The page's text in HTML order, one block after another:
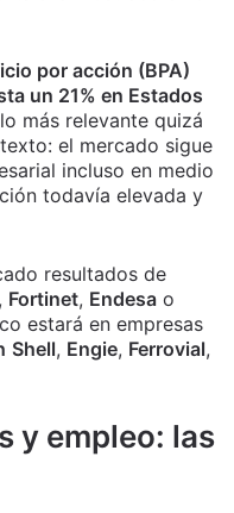
por acción (BPA)
un 21% en Estados
más relevante quizá
el mercado sigue
incluso en medio
todavía elevada y
resultados de
, Fortinet, Endesa o
estará en empresas
Shell, Engie, Ferrovial,
y empleo: las